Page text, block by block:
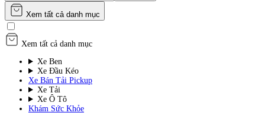
Xem tất cả danh mục
Xem tất cả danh mục
Xe Ben
Xe Đầu Kéo
Xe Bán Tải Pickup
Xe Tải
Xe Ô Tô
Khám Sức Khỏe